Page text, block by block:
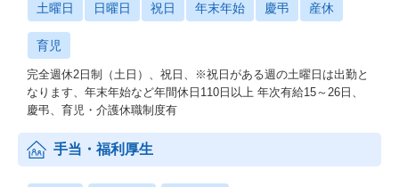
土曜日 日曜日 祝日 年末年始 慶弔 産休
育児
完全週休2日制（土日）、祝日、※祝日がある週の土曜日は出勤と
なります、年末年始など年間休日110日以上 年次有給15～26日、
慶弔、育児・介護休職制度有
手当・福利厚生